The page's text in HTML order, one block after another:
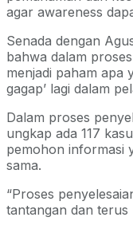
agar awareness
Senada dengan
bahwa dalam
menjadi paham apa
gagap’ lagi dalam
Dalam proses
ungkap ada 117
pemohon informasi
sama.
“Proses
tantangan dan terus